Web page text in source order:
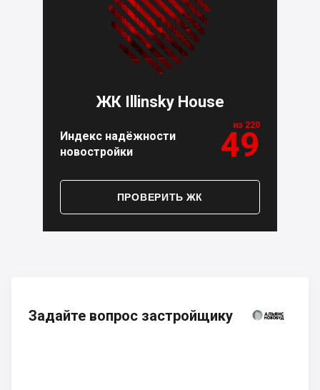
ЖК Illinsky House
Индекс надёжности
новостройки
из 220
49
ПРОВЕРИТЬ ЖК
Задайте вопрос застройщику